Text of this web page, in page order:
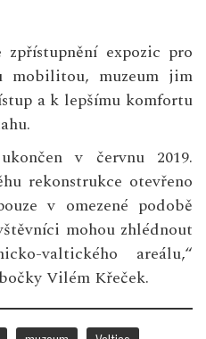
zpřístupnění expozic pro
mobilitou, muzeum jim
a k lepšímu komfortu
v červnu 2019.
rekonstrukce otevřeno
v omezené podobě
mohou zhlédnout
valtického areálu,“
Vilém Křeček.